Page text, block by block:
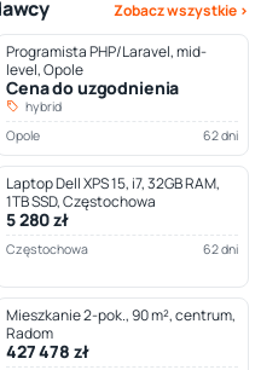
Zobacz wszystkie ›
Programista PHP/Laravel, mid-
level, Opole
Cena do uzgodnienia
hybrid
Opole
62 dni
Laptop Dell XPS 15, i7, 32GB RAM,
1TB SSD, Częstochowa
5 280 zł
Częstochowa 62 dni
Mieszkanie 2-pok., 90 m², centrum,
Radom
427 478 zł